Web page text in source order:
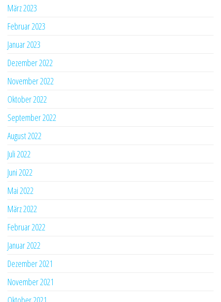
März 2023
Februar 2023
Januar 2023
Dezember 2022
November 2022
Oktober 2022
September 2022
August 2022
Juli 2022
Juni 2022
Mai 2022
März 2022
Februar 2022
Januar 2022
Dezember 2021
November 2021